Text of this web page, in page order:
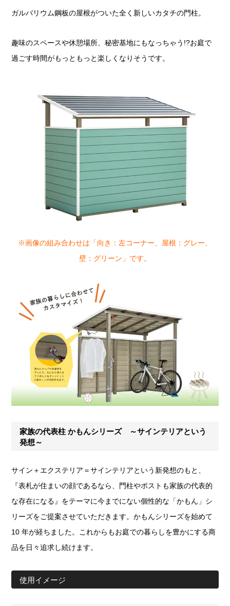
ガルバリウム鋼板の屋根がついた全く新しいカタチの門柱。
趣味のスペースや休憩場所、秘密基地にもなっちゃう!?お庭で
過ごす時間がもっともっと楽しくなりそうです。
※画像の組み合わせは「向き：左コーナー、屋根：グレー、
壁：グリーン」です。
家族の代表柱 かもんシリーズ ～サインテリアという
発想～
サイン＋エクステリア＝サインテリアという新発想のもと、
『表札が住まいの顔であるなら、門柱やポストも家族の代表的
な存在になる』をテーマに今までにない個性的な「かもん」シ
リーズをご提案させていただきます。かもんシリーズを始めて
10 年が経ちました。これからもお庭での暮らしを豊かにする商
品を日々追求し続けます。
使用イメージ